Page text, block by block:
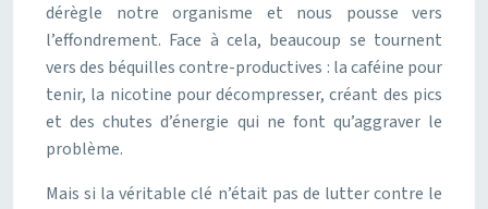
dérègle notre organisme et nous pousse vers
l’effondrement. Face à cela, beaucoup se tournent
vers des béquilles contre-productives : la caféine pour
tenir, la nicotine pour décompresser, créant des pics
et des chutes d’énergie qui ne font qu’aggraver le
problème.
Mais si la véritable clé n’était pas de lutter contre le